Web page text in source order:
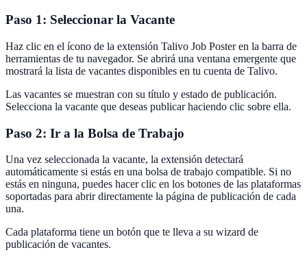
Paso 1: Seleccionar la Vacante
Haz clic en el ícono de la extensión Talivo Job Poster en la barra de
herramientas de tu navegador. Se abrirá una ventana emergente que
mostrará la lista de vacantes disponibles en tu cuenta de Talivo.
Las vacantes se muestran con su título y estado de publicación.
Selecciona la vacante que deseas publicar haciendo clic sobre ella.
Paso 2: Ir a la Bolsa de Trabajo
Una vez seleccionada la vacante, la extensión detectará
automáticamente si estás en una bolsa de trabajo compatible. Si no
estás en ninguna, puedes hacer clic en los botones de las plataformas
soportadas para abrir directamente la página de publicación de cada
una.
Cada plataforma tiene un botón que te lleva a su wizard de
publicación de vacantes.